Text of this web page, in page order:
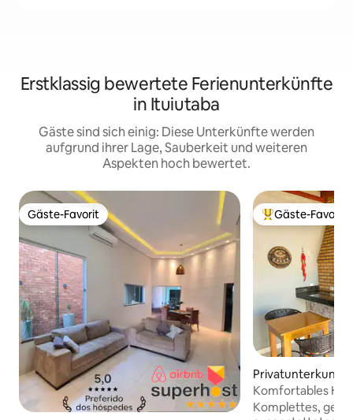
Erstklassig bewertete Ferienunterkünfte
in Ituiutaba
Gäste sind sich einig: Diese Unterkünfte werden
aufgrund ihrer Lage, Sauberkeit und weiteren
Aspekten hoch bewertet.
Gäste-Favorit
Gäste-Favorit Beliebter Gäste-
Gäste-Favorit
Privatunterkunft
ial Portal dos Ipês
Komfortables
schnellem WLAN.
Komplettes,